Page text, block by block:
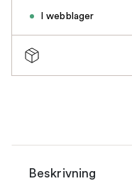
I webblager
Beskrivning